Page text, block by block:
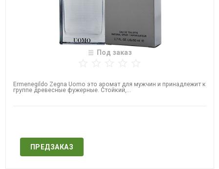
Под заказ
Ermenegildo Zegna Uomo это аромат для мужчин и принадлежит к
группе древесные фужерные. Стойкий,...
ПРЕДЗАКАЗ